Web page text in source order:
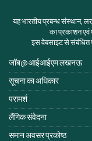
यह भारतीय प्रबन्ध संस्थान,
का प्रकाशन एवं
इस वेबसाइट से संबंधित
जॉब@ आईआईएम लखनऊ
सूचना का अधिकार
परामर्श
लैंगिक संवेदना
समान अवसर प्रकोष्ठ